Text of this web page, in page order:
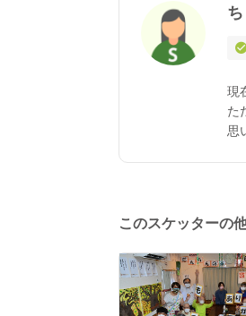
現
た
思
このスケッターの